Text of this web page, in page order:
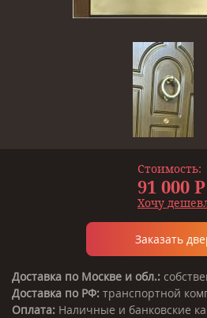
Стоимость:
91 000 Р
Хочу
Заказать
Доставка по Москве и обл.:
Доставка по РФ: транспортной
Оплата: Наличные и банковские